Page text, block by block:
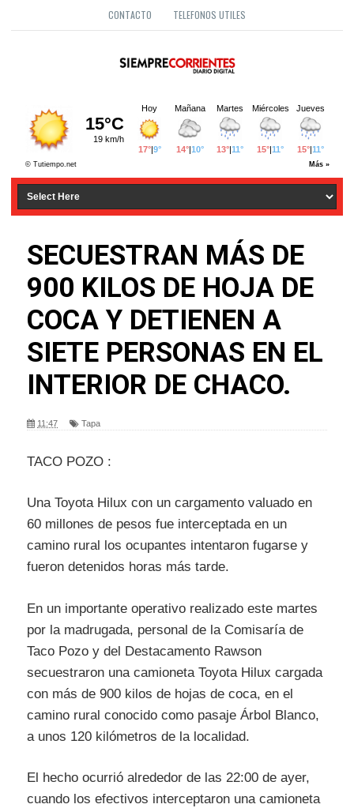
CONTACTO TELEFONOS UTILES
SECUESTRAN MÁS DE
900 KILOS DE HOJA DE
COCA Y DETIENEN A
SIETE PERSONAS EN EL
INTERIOR DE CHACO.
11:47 Tapa
TACO POZO :
Una Toyota Hilux con un cargamento valuado en
60 millones de pesos fue interceptada en un
camino rural los ocupantes intentaron fugarse y
fueron detenidos horas más tarde.
En un importante operativo realizado este martes
por la madrugada, personal de la Comisaría de
Taco Pozo y del Destacamento Rawson
secuestraron una camioneta Toyota Hilux cargada
con más de 900 kilos de hojas de coca, en el
camino rural conocido como pasaje Árbol Blanco,
a unos 120 kilómetros de la localidad.
El hecho ocurrió alrededor de las 22:00 de ayer,
cuando los efectivos interceptaron una camioneta